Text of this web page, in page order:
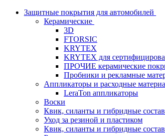
Защитные покрытия для автомобилей
Керамические
3D
FTORSIC
KRYTEX
KRYTEX для
ПРОЧИЕ керамические
Пробники и рекламные
Аппликаторы и расходные
LeraTon аппликаторы
Воски
Квик, силанты и гибридные
Уход за резиной и пластиком
Квик, силанты и гибридные